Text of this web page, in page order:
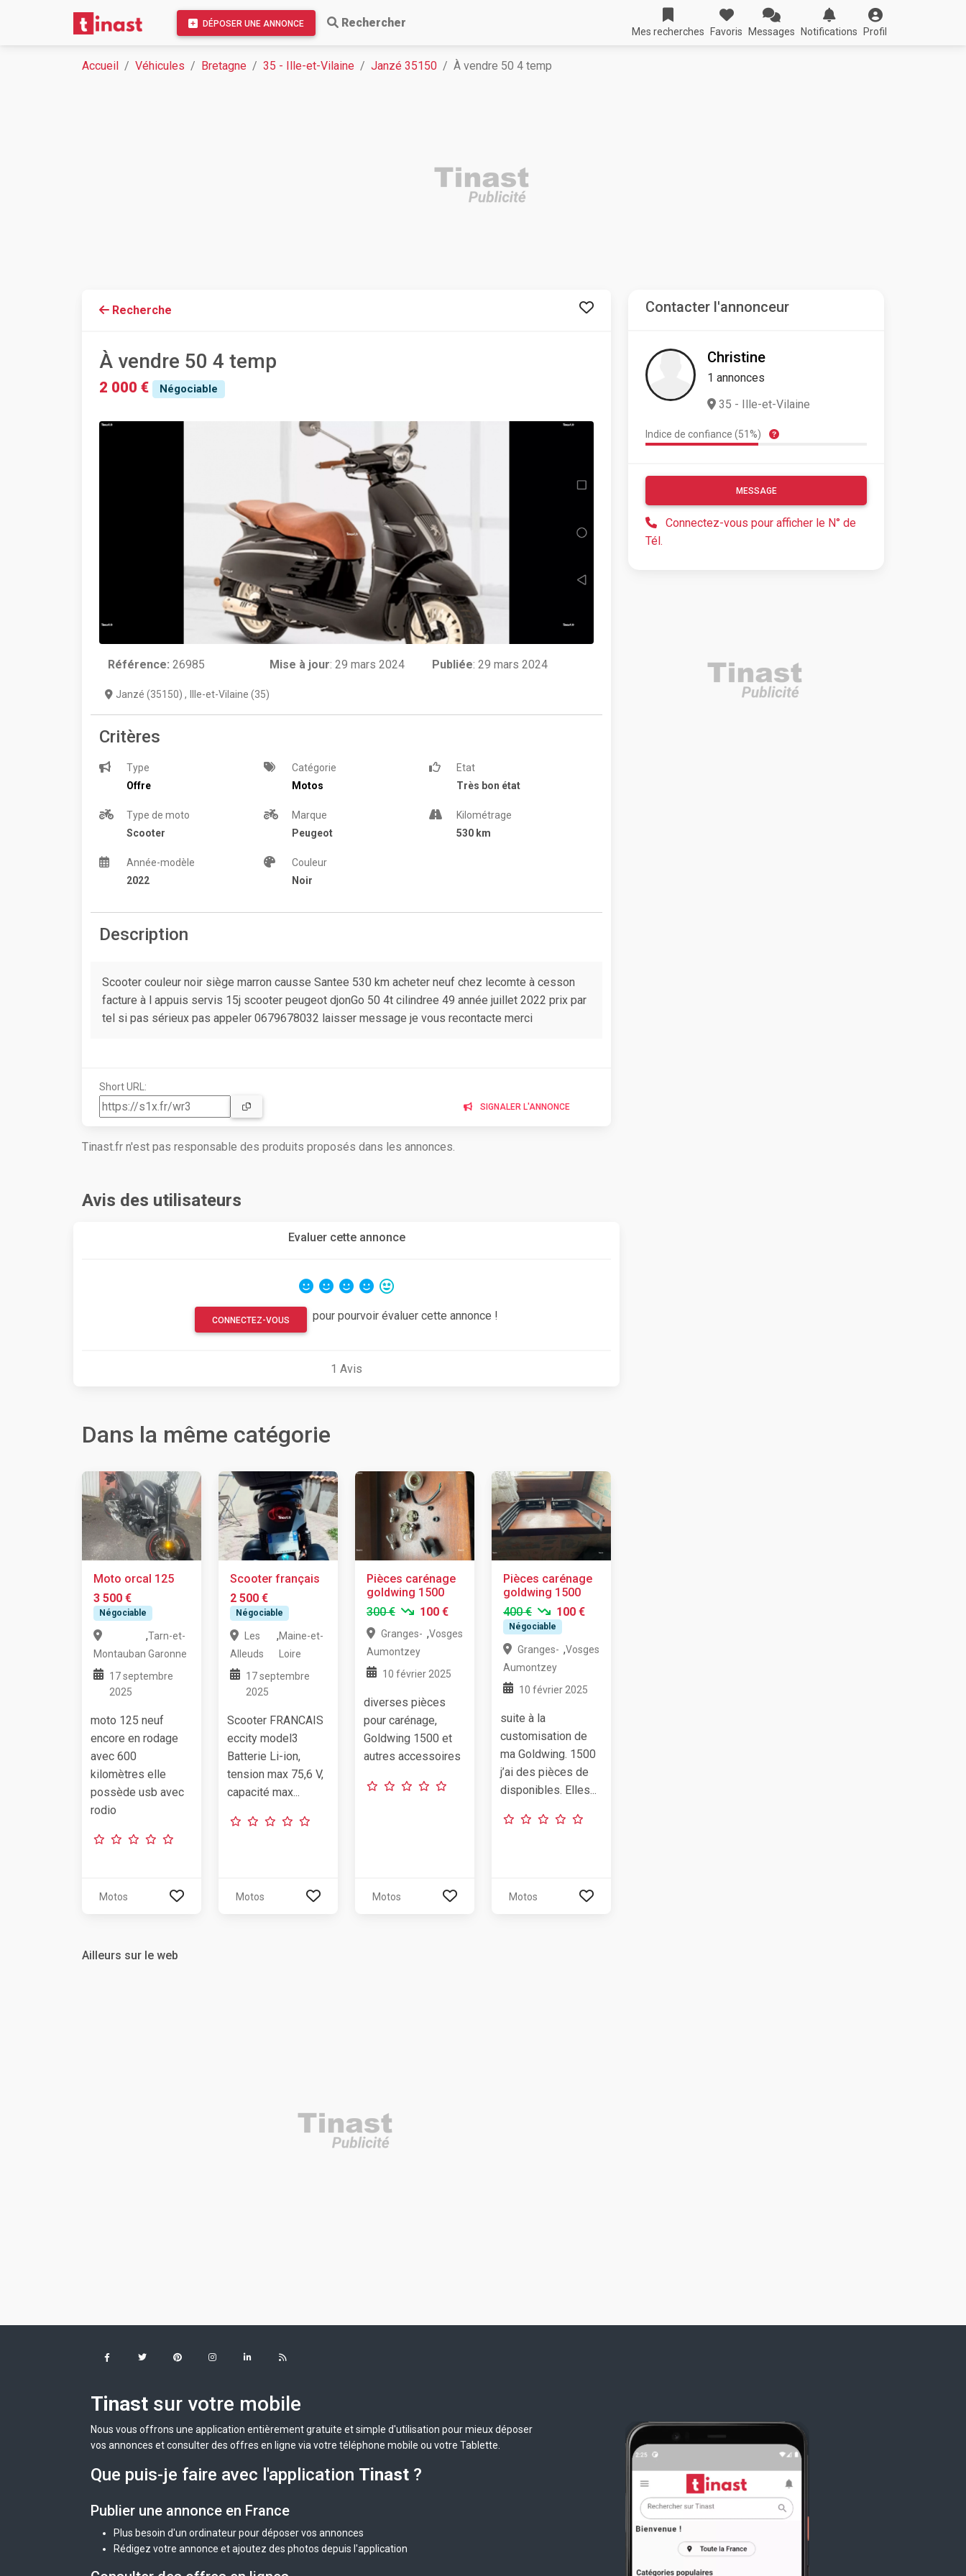
DÉPOSER UNE ANNONCE Rechercher
Mes recherches Favoris Messages Notifications Profil
Accueil Véhicules Bretagne 35 - Ille-et-Vilaine Janzé 35150 À vendre 50 4 temp
Recherche
À vendre 50 4 temp
2 000 € Négociable
Référence: 26985 Mise à jour:29 mars 2024 Publiée: 29 mars 2024
Janzé (35150) , Ille-et-Vilaine (35)
Critères
Type
Offre
Catégorie
Motos
Etat
Très bon état
Type de moto
Scooter
Marque
Peugeot
Kilométrage
530 km
Année-modèle
2022
Couleur
Noir
Description
Scooter couleur noir siège marron causse Santee 530 km acheter neuf chez lecomte à cesson
facture à l appuis servis 15j scooter peugeot djonGo 50 4t cilindree 49 année juillet 2022 prix par
tel si pas sérieux pas appeler 0679678032 laisser message je vous recontacte merci
Short URL:
SIGNALER L'ANNONCE
Tinast.fr n'est pas responsable des produits proposés dans les annonces.
Avis des utilisateurs
Evaluer cette annonce
CONNECTEZ-VOUS pour pourvoir évaluer cette annonce !
1 Avis
Dans la même catégorie
Moto orcal 125
3 500 €
Négociable
Montauban
,Tarn-et-
Garonne
17 septembre
2025
moto 125 neuf
encore en rodage
avec 600
kilomètres elle
possède usb avec
rodio
Motos
Scooter français
2 500 €
Négociable
Les
Alleuds
,Maine-et-
Loire
17 septembre
2025
Scooter FRANCAIS
eccity model3
Batterie Li-ion,
tension max 75,6 V,
capacité max...
Motos
Pièces carénage
goldwing 1500
300 €
100 €
Granges-
Aumontzey
,Vosges
10 février 2025
diverses pièces
pour carénage,
Goldwing 1500 et
autres accessoires
Motos
Pièces carénage
goldwing 1500
400 €
100 €
Négociable
Granges-
Aumontzey
,Vosges
10 février 2025
suite à la
customisation de
ma Goldwing. 1500
j’ai des pièces de
disponibles. Elles...
Motos
Ailleurs sur le web
Contacter l'annonceur
Christine
1 annonces
35 - Ille-et-Vilaine
Indice de confiance (51%)
MESSAGE
Connectez-vous pour afficher le N° de
Tél.
Tinast sur votre mobile
Nous vous offrons une application entièrement gratuite et simple d'utilisation pour mieux déposer
vos annonces et consulter des offres en ligne via votre téléphone mobile ou votre Tablette.
Que puis-je faire avec l'application Tinast ?
Publier une annonce en France
Plus besoin d'un ordinateur pour déposer vos annonces
Rédigez votre annonce et ajoutez des photos depuis l'application